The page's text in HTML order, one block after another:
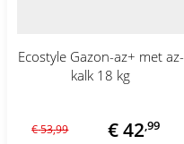
Ecostyle Gazon-az+ met az-
kalk 18 kg
€53,99 €42,99